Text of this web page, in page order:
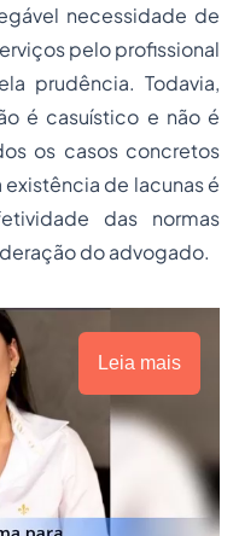
necessidade de
pelo profissional
prudência. Todavia,
é casuístico e não é
os casos concretos
de lacunas é
das normas
do advogado.
Leia mais